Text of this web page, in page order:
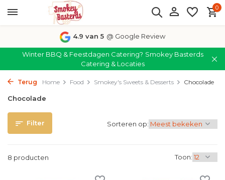
0
4.9 van 5 @ Google Review
Winter BBQ & Feestdagen Catering? Smokey Basterds
Catering & Locaties
Terug Home Food Smokey's Sweets & Desserts Chocolade
Chocolade
Filter
8 producten Toon:
Sorteren op: